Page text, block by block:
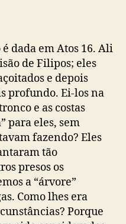
dada em Atos 16. Ali
de Filipos; eles
e depois
profundo. Ei-los na
e as costas
para eles, sem
fazendo? Eles
tão
presos os
a “árvore”
Como lhes era
Porque